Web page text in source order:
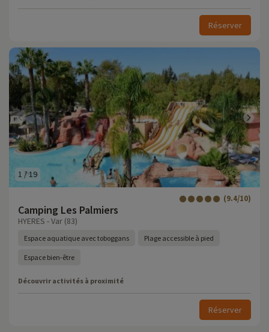
Réserver
1 /19
Camping Les Palmiers
(9.4/10)
HYERES - Var (83)
Espace aquatique avec toboggans Plage accessible à pied
Espace bien-être
Découvrir activités à proximité
Réserver